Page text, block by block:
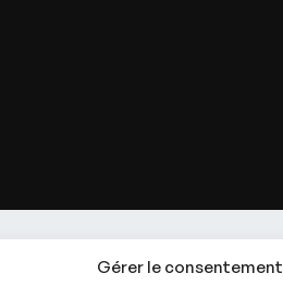
Gérer le consentement